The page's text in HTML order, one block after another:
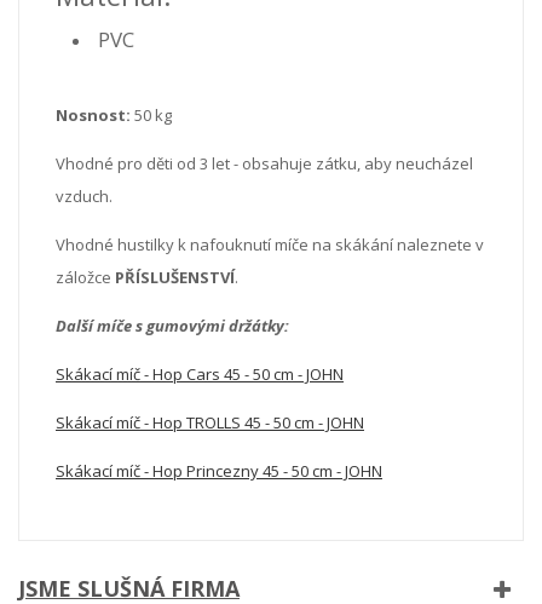
PVC
Nosnost: 50 kg
Vhodné pro děti od 3 let - obsahuje zátku, aby neucházel
vzduch.
Vhodné hustilky k nafouknutí míče na skákání naleznete v
záložce PŘÍSLUŠENSTVÍ.
Další míče s gumovými držátky:
Skákací míč - Hop Cars 45 - 50 cm - JOHN
Skákací míč - Hop TROLLS 45 - 50 cm - JOHN
Skákací míč - Hop Princezny 45 - 50 cm - JOHN
JSME SLUŠNÁ FIRMA